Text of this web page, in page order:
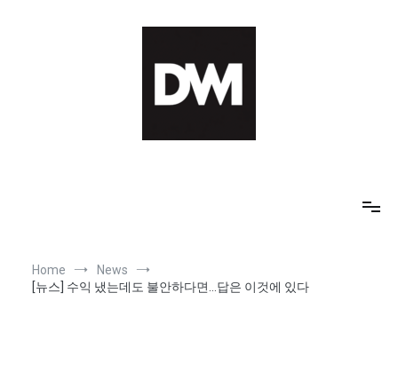
Home
News
[뉴스] 수익 냈는데도 불안하다면…답은 이것에 있다